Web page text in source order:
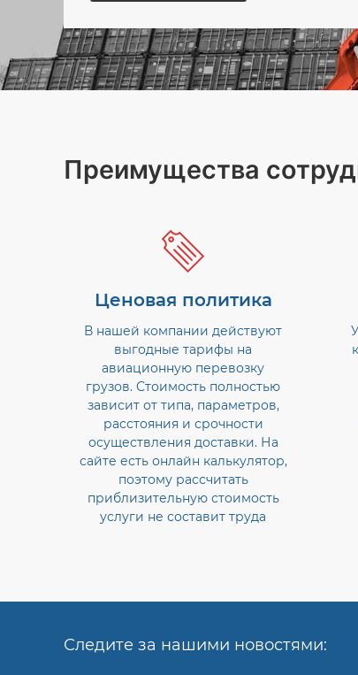
Преимущества
Ценовая политика
В нашей компании действуют
выгодные тарифы на
авиационную перевозку
грузов. Стоимость полностью
зависит от типа, параметров,
расстояния и срочности
осуществления доставки. На
сайте есть онлайн калькулятор,
поэтому рассчитать
приблизительную стоимость
услуги не составит труда
Следите за нашими новостями: